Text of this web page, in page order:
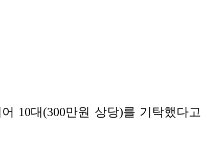
10대(300만원 상당)를 기탁했다고